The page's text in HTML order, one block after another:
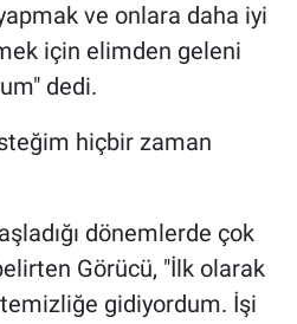
ve onlara daha iyi
için elimden geleni
dedi.
hiçbir zaman
dönemlerde çok
Görücü, "İlk olarak
gidiyordum. İşi